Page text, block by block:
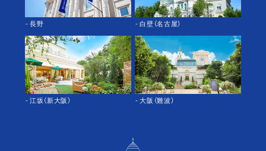
- 長野 - 白壁（名古屋）
- 江坂（新大阪） - 大阪（難波）